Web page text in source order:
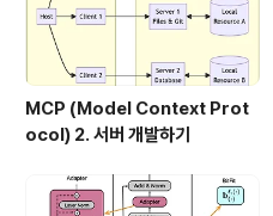
MCP (Model Context Prot
ocol) 2. 서버 개발하기